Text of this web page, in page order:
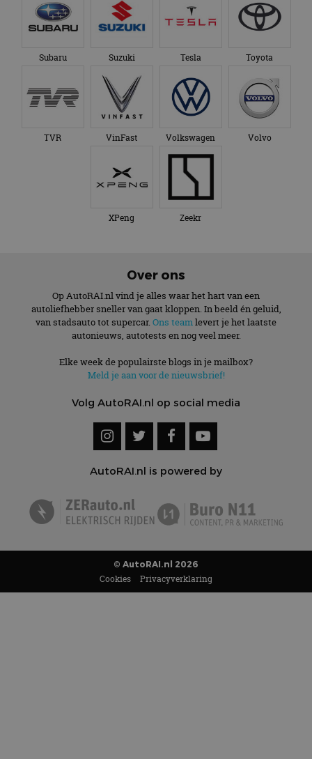
Subaru Suzuki Tesla Toyota
TVR VinFast Volkswagen Volvo
XPeng Zeekr
Over ons
Op AutoRAI.nl vind je alles waar het hart van een
autoliefhebber sneller van gaat kloppen. In beeld én geluid,
van stadsauto tot supercar. Ons teamlevert je het laatste
autonieuws, autotests en nog veel meer.
Elke week de populairste blogs in je mailbox?
Meld je aan voor de nieuwsbrief!
Volg AutoRAI.nl op social media
AutoRAI.nl is powered by
© AutoRAI.nl 2026
Cookies Privacyverklaring